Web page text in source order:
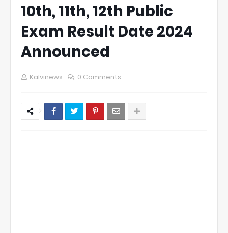
10th, 11th, 12th Public
Exam Result Date 2024
Announced
Kalvinews 0 Comments